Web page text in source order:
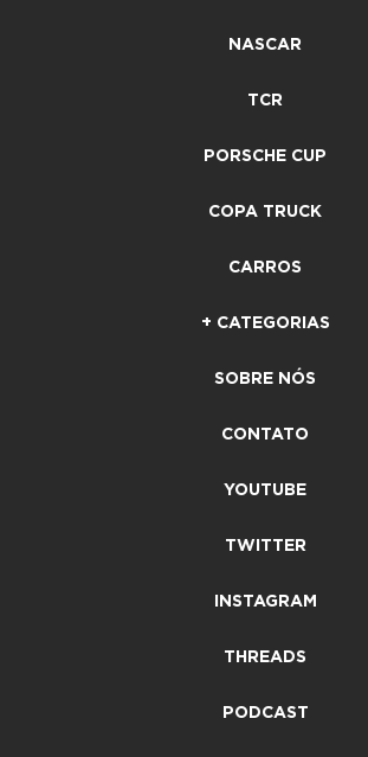
NASCAR
TCR
PORSCHE CUP
COPA TRUCK
CARROS
+ CATEGORIAS
SOBRE NÓS
CONTATO
YOUTUBE
TWITTER
INSTAGRAM
THREADS
PODCAST